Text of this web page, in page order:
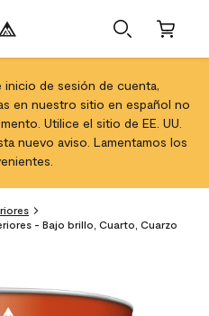
inicio de sesión de cuenta,
en nuestro sitio en español no
Utilice el sitio de EE. UU.
nuevo aviso. Lamentamos los
- Bajo brillo, Cuarto, Cuarzo